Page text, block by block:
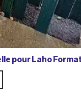
pour Laho